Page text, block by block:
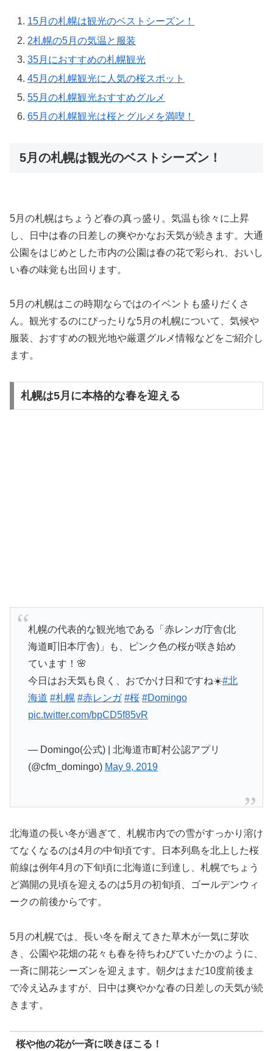
15月の札幌は観光のベストシーズン！
2札幌の5月の気温と服装
35月におすすめの札幌観光
45月の札幌観光に人気の桜スポット
55月の札幌観光おすすめグルメ
65月の札幌観光は桜とグルメを満喫！
5月の札幌は観光のベストシーズン！
5月の札幌はちょうど春の真っ盛り。気温も徐々に上昇
し、日中は春の日差しの爽やかなお天気が続きます。大通
公園をはじめとした市内の公園は春の花で彩られ、おいし
い春の味覚も出回ります。
5月の札幌はこの時期ならではのイベントも盛りだくさ
ん。観光するのにぴったりな5月の札幌について、気候や
服装、おすすめの観光地や厳選グルメ情報などをご紹介し
ます。
札幌は5月に本格的な春を迎える
札幌の代表的な観光地である「赤レンガ庁舎(北
海道町旧本庁舎)」も、ピンク色の桜が咲き始め
ています！🌸
今日はお天気も良く、おでかけ日和ですね☀️#北
海道 #札幌 #赤レンガ #桜 #Domingo
pic.twitter.com/bpCD5f85vR
— Domingo(公式) | 北海道市町村公認アプリ
(@cfm_domingo) May 9, 2019
北海道の長い冬が過ぎて、札幌市内での雪がすっかり溶け
てなくなるのは4月の中旬頃です。日本列島を北上した桜
前線は例年4月の下旬頃に北海道に到達し、札幌でちょう
ど満開の見頃を迎えるのは5月の初旬頃、ゴールデンウィ
ークの前後からです。
5月の札幌では、長い冬を耐えてきた草木が一気に芽吹
き、公園や花畑の花々も春を待ちわびていたかのように、
一斉に開花シーズンを迎えます。朝夕はまだ10度前後ま
で冷え込みますが、日中は爽やかな春の日差しの天気が続
きます。
桜や他の花が一斉に咲きほこる！